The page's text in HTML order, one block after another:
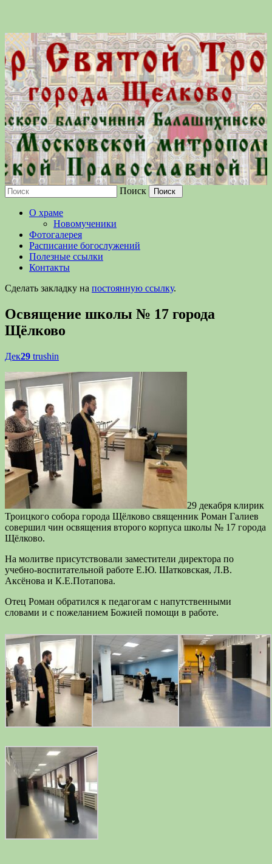
Православной Церкви
Поиск
О храме
Новомученики
Фотогалерея
Расписание богослужений
Полезные ссылки
Контакты
Сделать закладку на постоянную ссылку.
Освящение школы № 17 города
Щёлково
Дек29 trushin
29 декабря клирик
Троицкого собора города Щёлково священник Роман Галиев
совершил чин освящения второго корпуса школы № 17 города
Щёлково.
На молитве присутствовали заместители директора по
учебно-воспитательной работе Е.Ю. Шатковская, Л.В.
Аксёнова и К.Е.Потапова.
Отец Роман обратился к педагогам с напутственными
словами и с пожеланием Божией помощи в работе.